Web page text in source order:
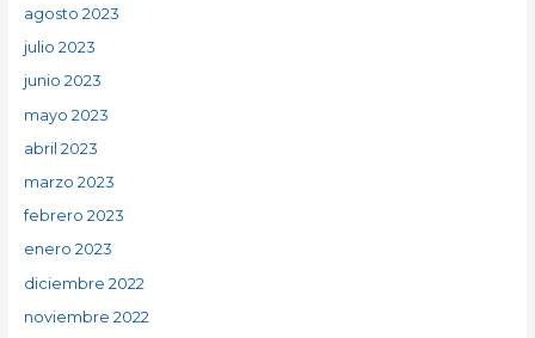
agosto 2023
julio 2023
junio 2023
mayo 2023
abril 2023
marzo 2023
febrero 2023
enero 2023
diciembre 2022
noviembre 2022